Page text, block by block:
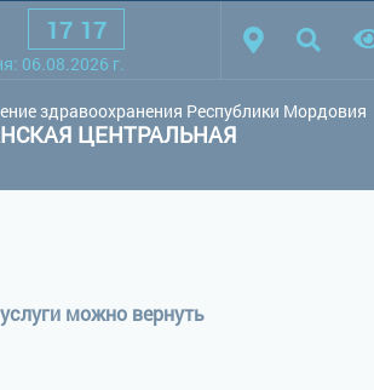
Белая схема Черная схема
17 17
06.08.2026 г.
здравоохранения Республики Мордовия
ЦЕНТРАЛЬНАЯ
можно вернуть